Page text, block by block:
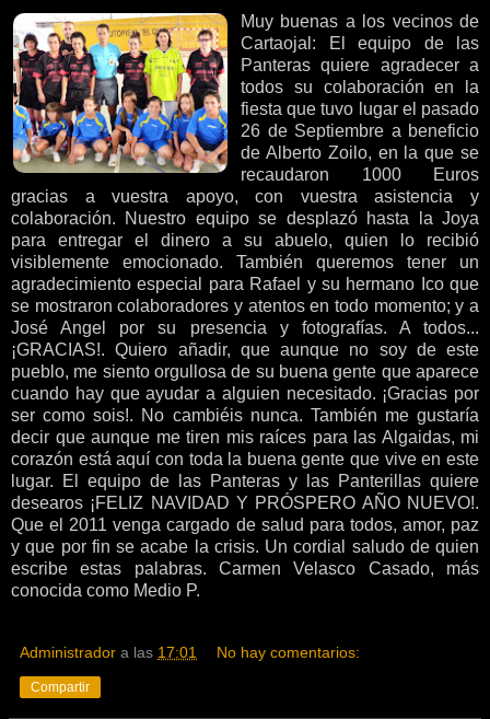
Muy buenas a los vecinos de
Cartaojal: El equipo de las
Panteras quiere agradecer a
todos su colaboración en la
fiesta que tuvo lugar el pasado
26 de Septiembre a beneficio
de Alberto Zoilo, en la que se
recaudaron 1000 Euros
gracias a vuestra apoyo, con vuestra asistencia y
colaboración. Nuestro equipo se desplazó hasta la Joya
para entregar el dinero a su abuelo, quien lo recibió
visiblemente emocionado. También queremos tener un
agradecimiento especial para Rafael y su hermano Ico que
se mostraron colaboradores y atentos en todo momento; y a
José Angel por su presencia y fotografías. A todos...
¡GRACIAS!. Quiero añadir, que aunque no soy de este
pueblo, me siento orgullosa de su buena gente que aparece
cuando hay que ayudar a alguien necesitado. ¡Gracias por
ser como sois!. No cambiéis nunca. También me gustaría
decir que aunque me tiren mis raíces para las Algaidas, mi
corazón está aquí con toda la buena gente que vive en este
lugar. El equipo de las Panteras y las Panterillas quiere
desearos ¡FELIZ NAVIDAD Y PRÓSPERO AÑO NUEVO!.
Que el 2011 venga cargado de salud para todos, amor, paz
y que por fin se acabe la crisis. Un cordial saludo de quien
escribe estas palabras. Carmen Velasco Casado, más
conocida como Medio P.
Administrador a las 17:01 No hay comentarios:
Compartir